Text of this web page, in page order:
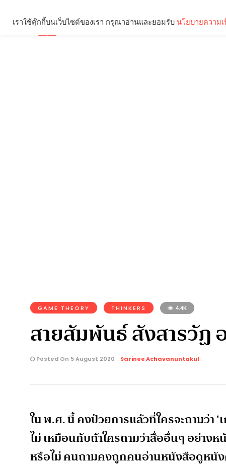
GAME THEORY THINKERS 4.4K
สายสัมพันธ์ สังสารวัฏ
Posted On 5 August 2020 Sarinee Achavanuntakul
ใน พ.ศ. นี้ คงป่วยการแล้วที่ใครจะถามว่า
ไม่ เหมือนกับถ้าใครถามว่าสื่ออื่นๆ อย่าง
หรือไม่ คนถามคงถูกคนอ่านหนังสือดูหนัง
เราใช้คุ๊กกี้บนเว็บไซต์ของเรา กรุณาอ่านและยอมรับ นโยบายความ